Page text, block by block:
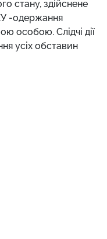
стану, здійснене
-одержання
особою. Слідчі дії
усіх обставин